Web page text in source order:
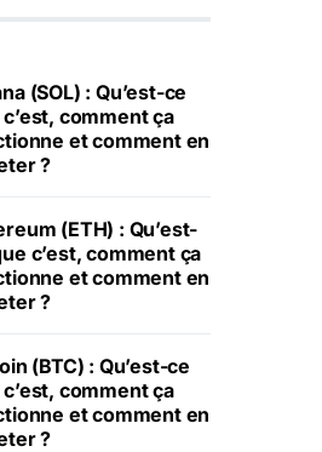
(SOL) : Qu’est-ce
comment ça
et comment en
?
(ETH) : Qu’est-
c’est, comment ça
et comment en
?
(BTC) : Qu’est-ce
comment ça
et comment en
?